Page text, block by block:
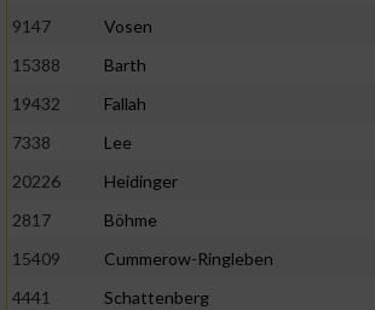
9147
Vosen
15388
Barth
19432
Fallah
7338
Lee
20226
Heidinger
2817
Böhme
15409
Cummerow-Ringleben
4441
Schattenberg